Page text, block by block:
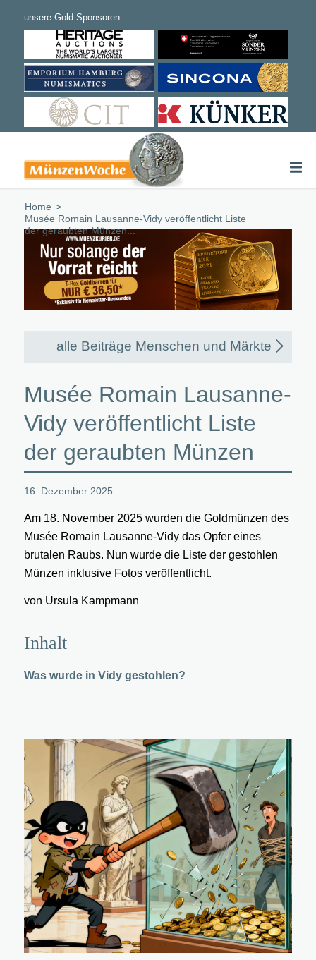
Home
Musée Romain Lausanne-Vidy veröffentlicht Liste
der geraubten Münzen...
alle Beiträge Menschen und Märkte
Musée Romain Lausanne-
Vidy veröffentlicht Liste
der geraubten Münzen
16. Dezember 2025
Am 18. November 2025 wurden die Goldmünzen des
Musée Romain Lausanne-Vidy das Opfer eines
brutalen Raubs. Nun wurde die Liste der gestohlen
Münzen inklusive Fotos veröffentlicht.
von Ursula Kampmann
Inhalt
Was wurde in Vidy gestohlen?